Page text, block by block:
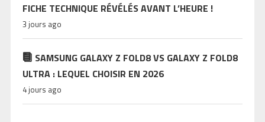
FICHE TECHNIQUE RÉVÉLÉS AVANT L’HEURE !
3 jours ago
SAMSUNG GALAXY Z FOLD8 VS GALAXY Z FOLD8
ULTRA : LEQUEL CHOISIR EN 2026
4 jours ago